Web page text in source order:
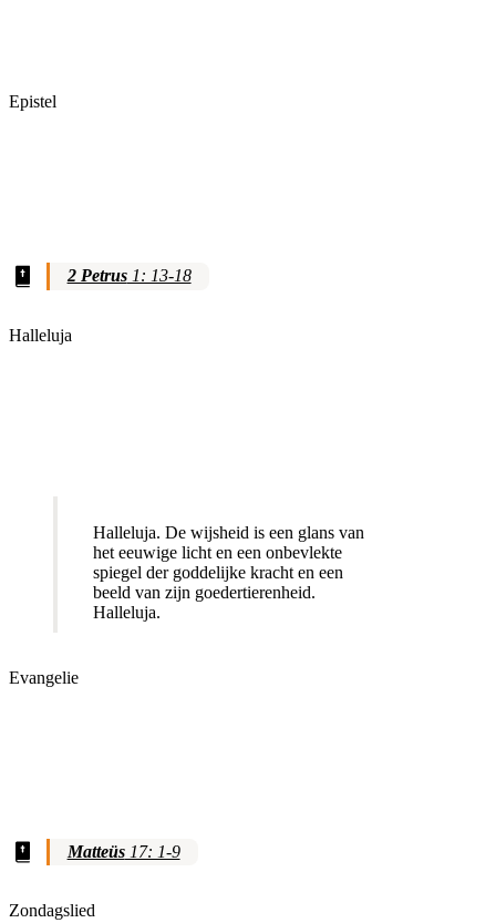
Epistel
2 Petrus1: 13-18
Halleluja
Halleluja. De wijsheid is een glans van
het eeuwige licht en een onbevlekte
spiegel der goddelijke kracht en een
beeld van zijn goedertierenheid.
Halleluja.
Evangelie
Matteüs17: 1-9
Zondagslied